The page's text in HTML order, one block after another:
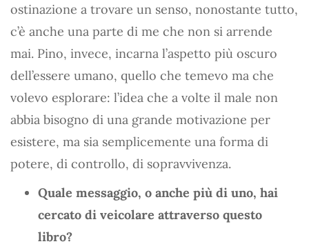
ostinazione a trovare un senso, nonostante tutto,
c’è anche una parte di me che non si arrende
mai. Pino, invece, incarna l’aspetto più oscuro
dell’essere umano, quello che temevo ma che
volevo esplorare: l’idea che a volte il male non
abbia bisogno di una grande motivazione per
esistere, ma sia semplicemente una forma di
potere, di controllo, di sopravvivenza.
Quale messaggio, o anche più di uno, hai
cercato di veicolare attraverso questo
libro?